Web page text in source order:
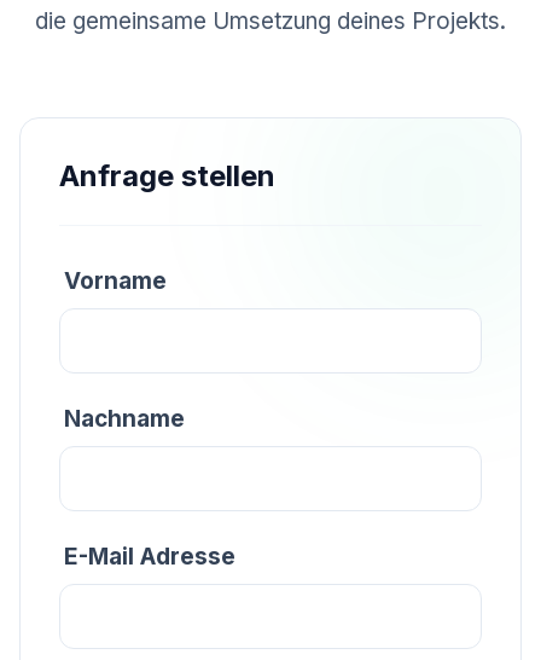
die gemeinsame Umsetzung deines Projekts.
Anfrage stellen
Vorname
Nachname
E-Mail Adresse